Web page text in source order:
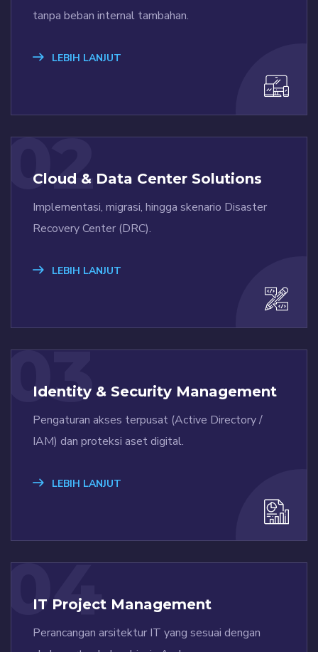
tanpa beban internal tambahan.
LEBIH LANJUT
02
Cloud & Data Center Solutions
Implementasi, migrasi, hingga skenario Disaster
Recovery Center (DRC).
LEBIH LANJUT
03
Identity & Security Management
Pengaturan akses terpusat (Active Directory /
IAM) dan proteksi aset digital.
LEBIH LANJUT
04
IT Project Management
Perancangan arsitektur IT yang sesuai dengan